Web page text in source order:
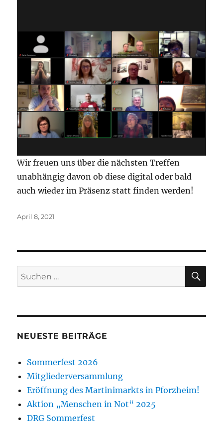
Wir freuen uns über die nächsten Treffen
unabhängig davon ob diese digital oder bald
auch wieder im Präsenz statt finden werden!
Veröffentlicht
April 8, 2021
Suche
nach:
NEUESTE BEITRÄGE
Sommerfest 2026
Mitgliederversammlung
Eröffnung des Martinimarkts in Pforzheim!
Aktion „Menschen in Not“ 2025
DRG Sommerfest